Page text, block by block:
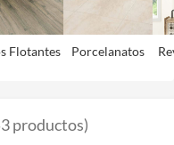
Flotantes Porcelanatos
productos)